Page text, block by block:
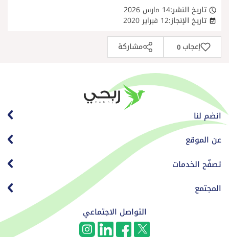
تاريخ النشر:14 مارس 2026
تاريخ الإنجاز:12 فبراير 2020
إعجاب 0 مشاركة
انضم لنا
عن الموقع
تصفّح الخدمات
المجتمع
التواصل الاجتماعي